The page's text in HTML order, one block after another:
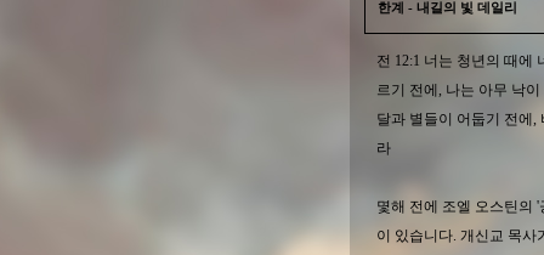
한계 - 내길의 빛 데일리
전 12:1 너는 청년의 때에
르기 전에, 나는 아무 낙
달과 별들이 어둡기 전에,
라
몇해 전에 조엘 오스틴의
이 있습니다. 개신교 목사